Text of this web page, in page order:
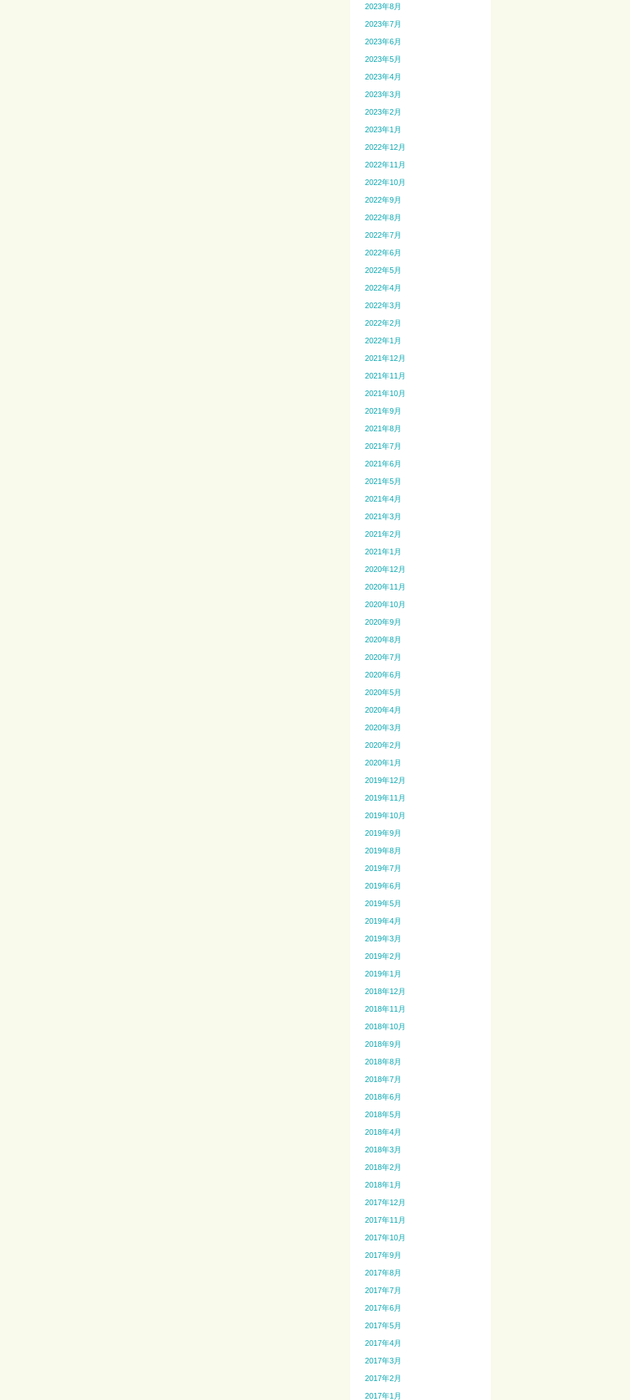
2023年8月
2023年7月
2023年6月
2023年5月
2023年4月
2023年3月
2023年2月
2023年1月
2022年12月
2022年11月
2022年10月
2022年9月
2022年8月
2022年7月
2022年6月
2022年5月
2022年4月
2022年3月
2022年2月
2022年1月
2021年12月
2021年11月
2021年10月
2021年9月
2021年8月
2021年7月
2021年6月
2021年5月
2021年4月
2021年3月
2021年2月
2021年1月
2020年12月
2020年11月
2020年10月
2020年9月
2020年8月
2020年7月
2020年6月
2020年5月
2020年4月
2020年3月
2020年2月
2020年1月
2019年12月
2019年11月
2019年10月
2019年9月
2019年8月
2019年7月
2019年6月
2019年5月
2019年4月
2019年3月
2019年2月
2019年1月
2018年12月
2018年11月
2018年10月
2018年9月
2018年8月
2018年7月
2018年6月
2018年5月
2018年4月
2018年3月
2018年2月
2018年1月
2017年12月
2017年11月
2017年10月
2017年9月
2017年8月
2017年7月
2017年6月
2017年5月
2017年4月
2017年3月
2017年2月
2017年1月